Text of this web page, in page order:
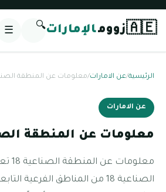
🇦🇪زوومالإمارات🔍
☰
الرئيسية/عن الامارات/معلومات عن المنطقة
عن الامارات
معلومات عن المنطقة
الصناعية 18 من المناطق